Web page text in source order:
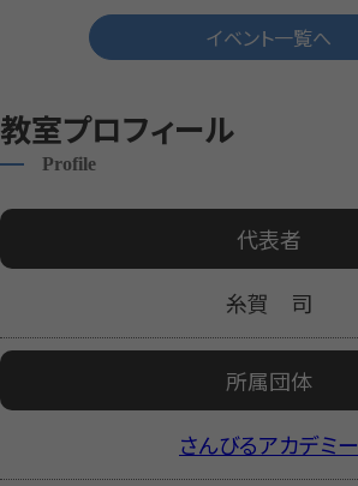
イベント一覧へ
教室プロフィール
Profile
代表者
糸賀 司
所属団体
さんびるアカデミー